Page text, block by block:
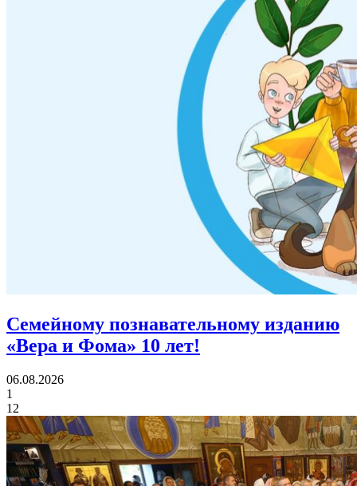
Семейному познавательному изданию
«Вера и Фома» 10 лет!
06.08.2026
1
12